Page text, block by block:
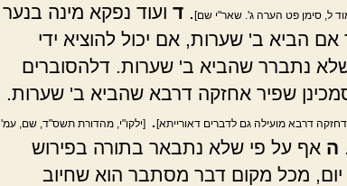
ל, סימן פט הערה ג'. שאר"י שם] ד ועוד נפקא מינה בנער
הביא ב' שערות, אם יכול להוציא ידי
נתברר שהביא ב' שערות. דלהסוברים
שפיר אחזקה דרבא שהביא ב' שערות.
דרבא מועילה גם לדברים דאורייתא] [ילקו"י, מהדורת תשס"ד, שם, עמ'
ה אף על פי שלא נתבאר בתורה בפירוש
מכל מקום דבר מסתבר הוא שחיוב